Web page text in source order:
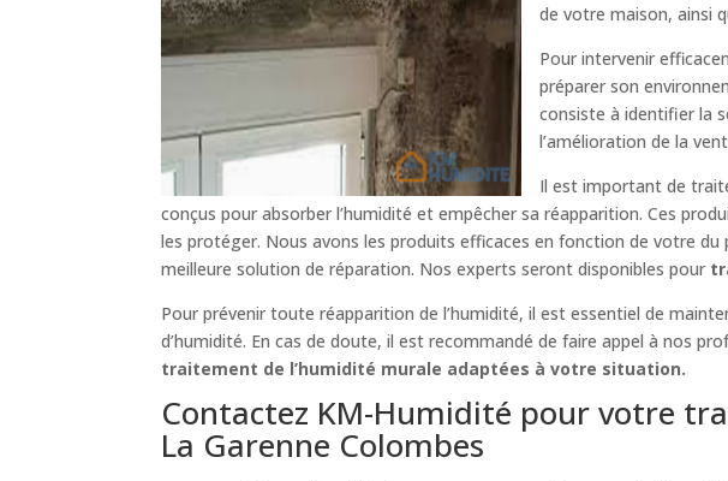
de votre maison, ainsi
Pour intervenir
préparer son
consiste à identifier la
l’amélioration de la
Il est important de
conçus pour absorber l’humidité et empêcher sa réapparition. Ces
les protéger. Nous avons les produits efficaces en fonction de votre
meilleure solution de réparation. Nos experts seront disponibles pour
Pour prévenir toute réapparition de l’humidité, il est essentiel de
d’humidité. En cas de doute, il est recommandé de faire appel à nos
traitement de l’humidité murale adaptées à votre situation.
Contactez KM-Humidité pour votre
La Garenne Colombes